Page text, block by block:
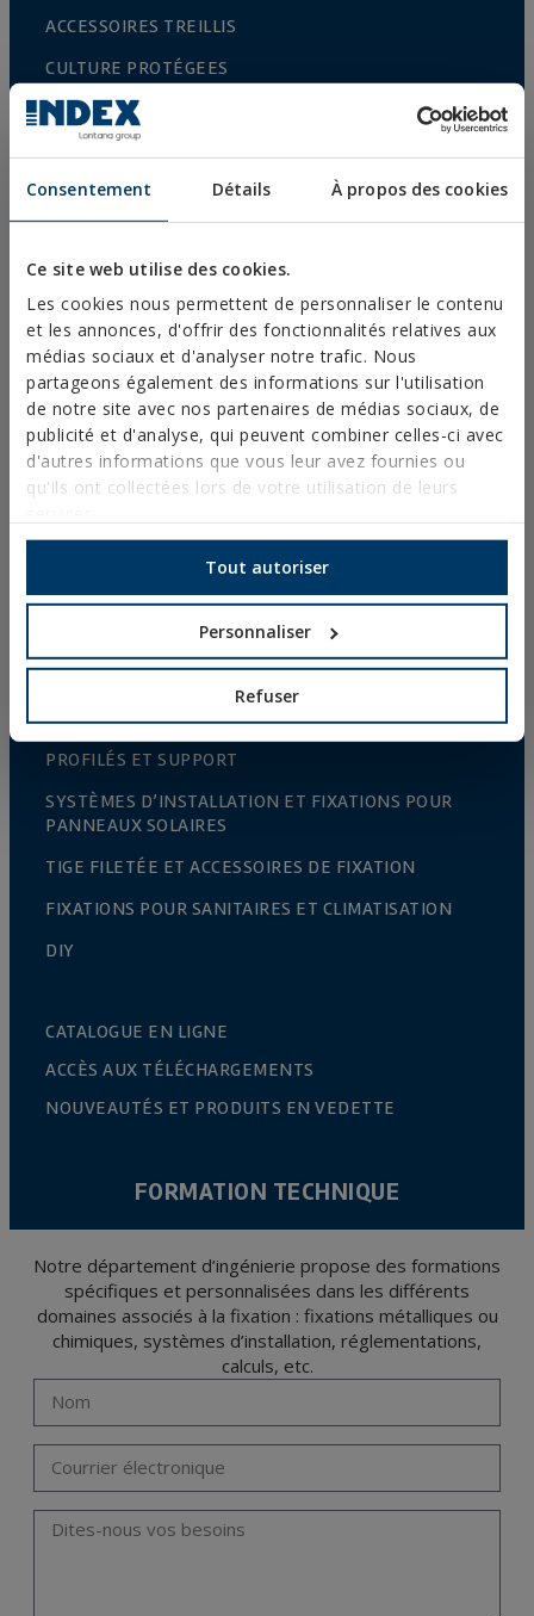
Consentement Détails À propos des cookies
Ce site web utilise des cookies.
Les cookies nous permettent de personnaliser le contenu
et les annonces, d'offrir des fonctionnalités relatives aux
médias sociaux et d'analyser notre trafic. Nous
partageons également des informations sur l'utilisation
de notre site avec nos partenaires de médias sociaux, de
publicité et d'analyse, qui peuvent combiner celles-ci avec
d'autres informations que vous leur avez fournies ou
qu'ils ont collectées lors de votre utilisation de leurs
Tout autoriser
Personnaliser
Refuser
ACCESSOIRES TREILLIS
CULTURE PROTÉGEES
CLÔTURES ET CAGES
FIXATION DIRECTE
VIS POUR TOITURES ET FAÇADES
VIS AUTO-PERCEUSES, FILETÉES À TÔLE ET PVC
VIS POUR BOIS
POINTES, PITONS ET CROCHETS
CONNECTEURS POUR BOIS
BOULONNERIE NORMALISÉE
COLLIERS MÉTALLIQUES LÉGERS
SYSTÈMES DE PROTECTION CONTRE LES INCENDIES
CROCHETS POUR GOUTTIÈRE
COLLIERS PLASTIQUES
PROFILÉS ET SUPPORT
SYSTÈMES D’INSTALLATION ET FIXATIONS POUR
PANNEAUX SOLAIRES
TIGE FILETÉE ET ACCESSOIRES DE FIXATION
FIXATIONS POUR SANITAIRES ET CLIMATISATION
DIY
CATALOGUE EN LIGNE
ACCÈS AUX TÉLÉCHARGEMENTS
NOUVEAUTÉS ET PRODUITS EN VEDETTE
FORMATION TECHNIQUE
Notre département d’ingénierie propose des formations
spécifiques et personnalisées dans les différents
domaines associés à la fixation : fixations métalliques ou
chimiques, systèmes d’installation, réglementations,
calculs, etc.